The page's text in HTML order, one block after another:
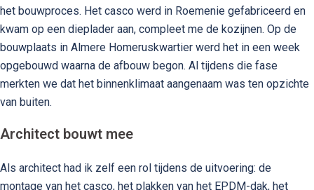
het bouwproces. Het casco werd in Roemenie gefabriceerd en
kwam op een dieplader aan, compleet me de kozijnen. Op de
bouwplaats in Almere Homeruskwartier werd het in een week
opgebouwd waarna de afbouw begon. Al tijdens die fase
merkten we dat het binnenklimaat aangenaam was ten opzichte
van buiten.
Architect bouwt mee
Als architect had ik zelf een rol tijdens de uitvoering: de
montage van het casco, het plakken van het EPDM-dak, het